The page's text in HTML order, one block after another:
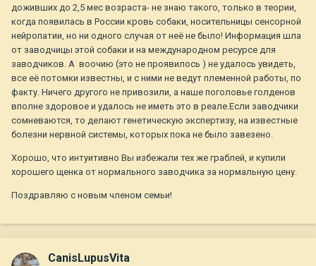
доживших до 2,5 мес возраста- не знаю такого, только в теории,
когда появилась в России кровь собаки, носительницы сенсорной
нейропатии, но ни одного случая от неё не было! Информация шла
от заводчицы этой собаки и на международном ресурсе для
заводчиков. А воочию (это не проявилось ) не удалось увидеть,
все её потомки известны, и с ними не ведут племенной работы, по
факту. Ничего другого не привозили, а наше поголовье голденов
вполне здоровое и удалось не иметь это в реале.Если заводчики
сомневаются, то делают генетическую экспертизу, на известные
болезни нервной системы, которых пока не было завезено.
Хорошо, что интуитивно Вы избежали тех же граблей, и купили
хорошего щенка от нормального заводчика за нормальную цену.
Поздравляю с новым членом семьи!
CanisLupusVita